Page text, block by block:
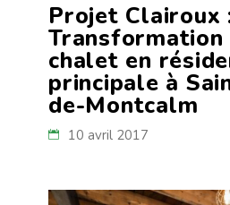
Projet Clairoux
Transformation
chalet en
principale à
de-Montcalm
10 avril 2017